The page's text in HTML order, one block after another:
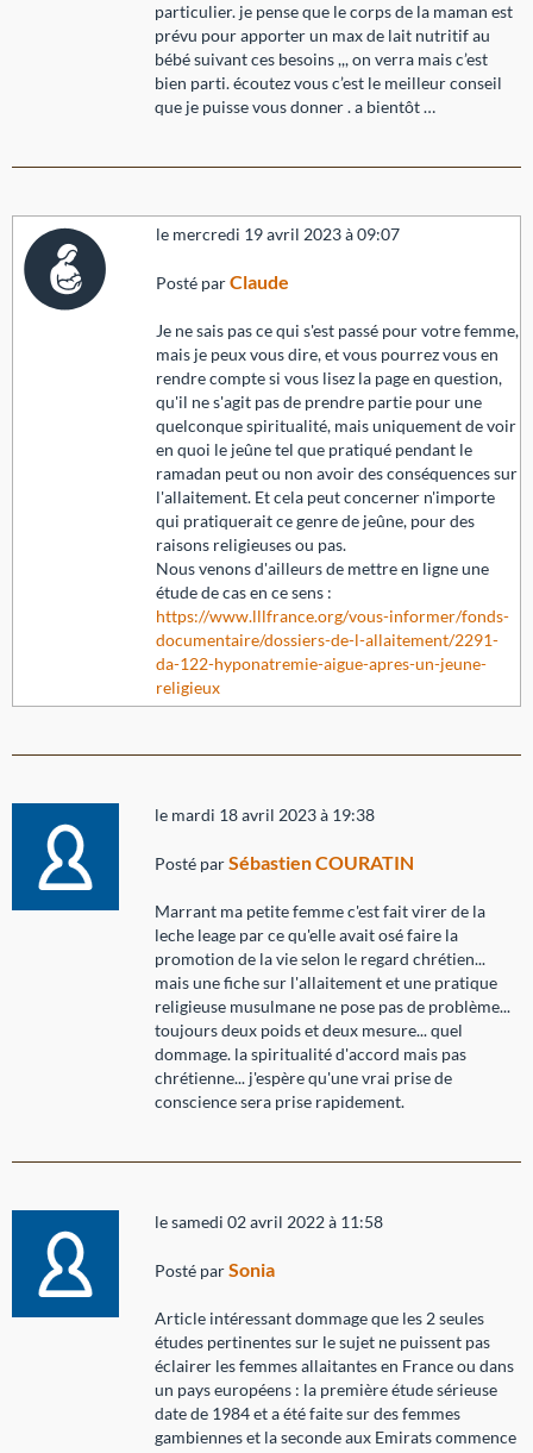
particulier. je pense que le corps de la maman est
prévu pour apporter un max de lait nutritif au
bébé suivant ces besoins ,,, on verra mais c’est
bien parti. écoutez vous c’est le meilleur conseil
que je puisse vous donner . a bientôt …
le mercredi 19 avril 2023 à 09:07
Posté parClaude
Je ne sais pas ce qui s'est passé pour votre femme,
mais je peux vous dire, et vous pourrez vous en
rendre compte si vous lisez la page en question,
qu'il ne s'agit pas de prendre partie pour une
quelconque spiritualité, mais uniquement de voir
en quoi le jeûne tel que pratiqué pendant le
ramadan peut ou non avoir des conséquences sur
l'allaitement. Et cela peut concerner n'importe
qui pratiquerait ce genre de jeûne, pour des
raisons religieuses ou pas.
Nous venons d'ailleurs de mettre en ligne une
étude de cas en ce sens :
https://www.lllfrance.org/vous-informer/fonds-
documentaire/dossiers-de-l-allaitement/2291-
da-122-hyponatremie-aigue-apres-un-jeune-
religieux
le mardi 18 avril 2023 à 19:38
Posté parSébastien COURATIN
Marrant ma petite femme c'est fait virer de la
leche leage par ce qu'elle avait osé faire la
promotion de la vie selon le regard chrétien...
mais une fiche sur l'allaitement et une pratique
religieuse musulmane ne pose pas de problème...
toujours deux poids et deux mesure... quel
dommage. la spiritualité d'accord mais pas
chrétienne... j'espère qu'une vrai prise de
conscience sera prise rapidement.
le samedi 02 avril 2022 à 11:58
Posté parSonia
Article intéressant dommage que les 2 seules
études pertinentes sur le sujet ne puissent pas
éclairer les femmes allaitantes en France ou dans
un pays européens : la première étude sérieuse
date de 1984 et a été faite sur des femmes
gambiennes et la seconde aux Emirats commence